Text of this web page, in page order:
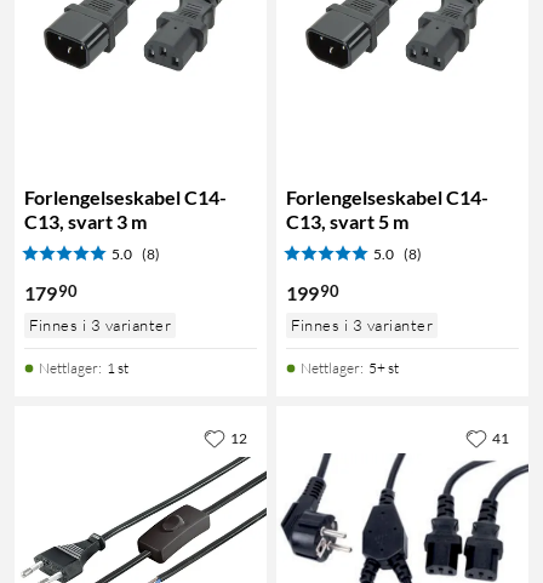
Forlengelseskabel C14-
C13, svart 3 m
5.0 (8)
17990
Finnes i 3 varianter
Nettlager: 1 st
Forlengelseskabel C14-
C13, svart 5 m
5.0 (8)
19990
Finnes i 3 varianter
Nettlager: 5+ st
12 41